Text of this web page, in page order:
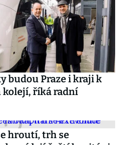
budou Praze i kraji k
kolejí, říká radní
hroutí, trh se